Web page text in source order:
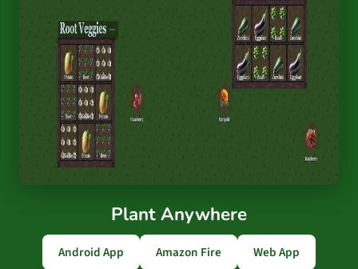
Plant Anywhere
Android App Amazon Fire Web App